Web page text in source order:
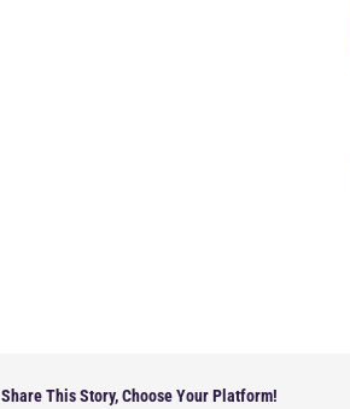
Share This Story, Choose Your Platform!